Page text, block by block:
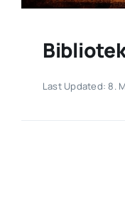
Last Updated: 8.